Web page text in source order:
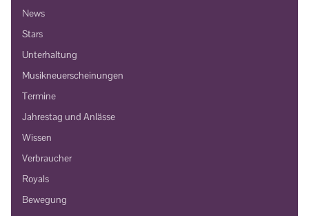
News
Stars
Unterhaltung
Musikneuerscheinungen
Termine
Jahrestag und Anlässe
Wissen
Verbraucher
Royals
Bewegung